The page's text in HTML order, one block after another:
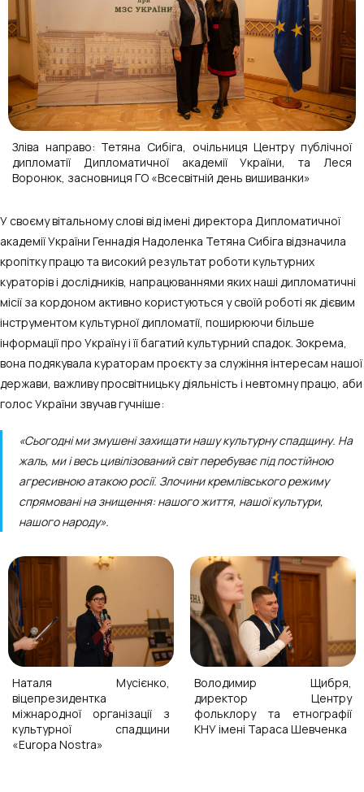
Зліва направо: Тетяна Сибіга, очільниця Центру публічної
дипломатії Дипломатичної академії України, та Леся
Воронюк, засновниця ГО «Всесвітній день вишиванки»
У своєму вітальному слові від імені директора Дипломатичної
академії України Геннадія Надоленка Тетяна Сибіга відзначила
кропітку працю та високий результат роботи культурних
кураторів і дослідників, напрацюваннями яких наші дипломатичні
місії за кордоном активно користуються у своїй роботі як дієвим
інструментом культурної дипломатії, поширюючи більше
інформації про Україну і її багатий культурний спадок. Зокрема,
вона подякувала кураторам проєкту за служіння інтересам нашої
держави, важливу просвітницьку діяльність і невтомну працю, аби
голос України звучав гучніше:
«Сьогодні ми змушені захищати нашу культурну спадщину. На
жаль, ми і весь цивілізований світ перебуває під постійною
агресивною атакою росії. Злочини кремлівського режиму
спрямовані на знищення: нашого життя, нашої культури,
нашого народу».
Наталя Мусієнко,
віцепрезидентка
міжнародної організації з
культурної спадщини
«Europa Nostra»
Володимир Щибря,
директор Центру
фольклору та етнографії
КНУ імені Тараса Шевченка